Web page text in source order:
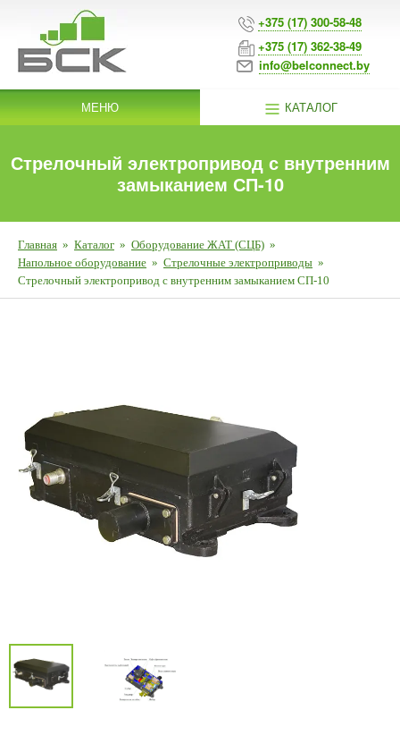
+375 (17) 300-58-48
+375 (17) 362-38-49
info@belconnect.by
МЕНЮ КАТАЛОГ
Стрелочный электропривод с внутренним
замыканием СП-10
Главная » Каталог » Оборудование ЖАТ (СЦБ) »
Напольное оборудование » Стрелочные электроприводы »
Стрелочный электропривод с внутренним замыканием СП-10